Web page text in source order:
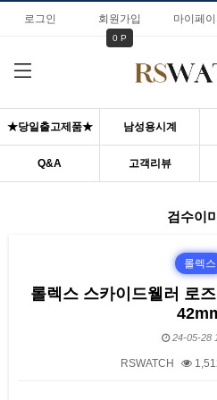
로그인 회원가입
0 P
마이페이
★당일출고제품★ 남성용시계
Q&A 고객리뷰
검수이
롤렉스
롤렉스 스카이드웰러 로
24-05-28
RSWATCH